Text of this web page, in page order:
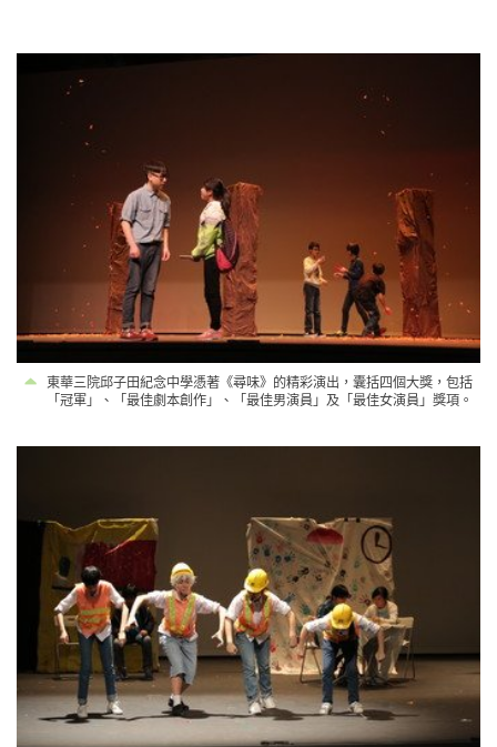
東華三院邱子田紀念中學憑著《尋味》的精彩演出，囊括四個大獎，包括
「冠軍」、「最佳劇本創作」、「最佳男演員」及「最佳女演員」獎項。